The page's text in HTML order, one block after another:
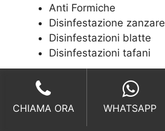
Anti Formiche
Disinfestazione zanzare
Disinfestazioni blatte
Disinfestazioni tafani
Chiamateci per
Disinfestazione pulci
CHIAMA ORA WHATSAPP